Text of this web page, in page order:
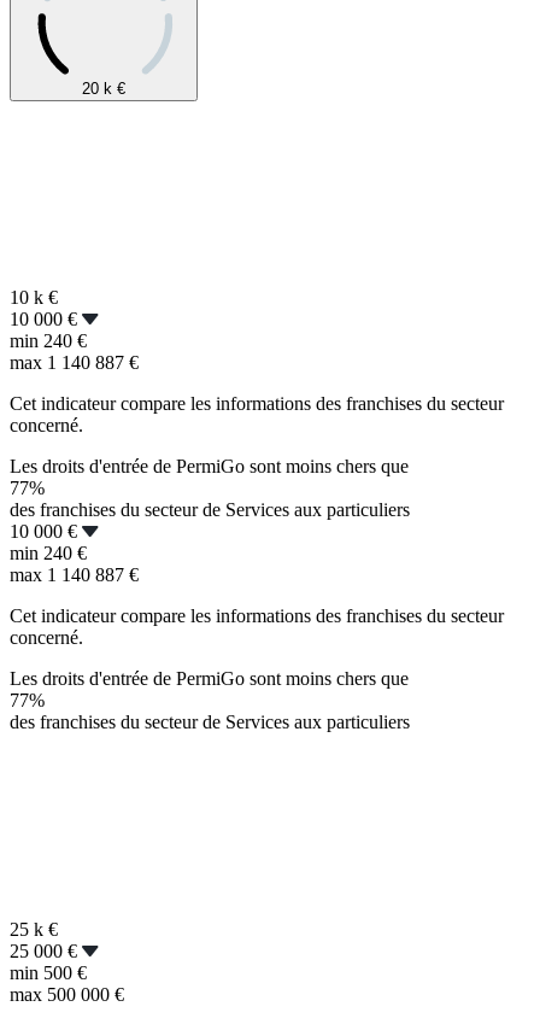
20 k €
10 k €
10 000 €
min 240 €
max 1 140 887 €
Cet indicateur compare les informations des franchises du secteur
concerné.
Les droits d'entrée de PermiGo sont moins chers que
77%
des franchises du secteur de Services aux particuliers
10 000 €
min 240 €
max 1 140 887 €
Cet indicateur compare les informations des franchises du secteur
concerné.
Les droits d'entrée de PermiGo sont moins chers que
77%
des franchises du secteur de Services aux particuliers
25 k €
25 000 €
min 500 €
max 500 000 €